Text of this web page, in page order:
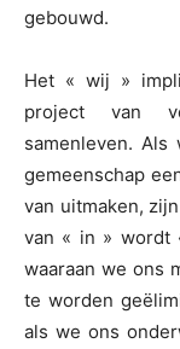
gebouwd.
Het « wij »
project van
samenleven.
gemeenschap
van uitmaken,
van « in » wordt
waaraan we ons
te worden
als we ons